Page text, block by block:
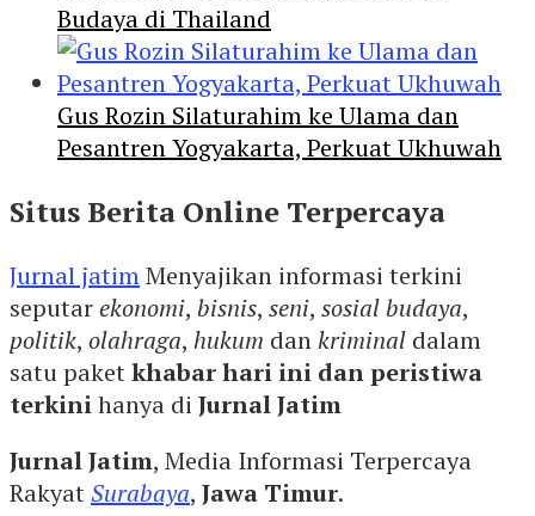
Budaya di Thailand
Gus Rozin Silaturahim ke Ulama dan
Pesantren Yogyakarta, Perkuat Ukhuwah
Situs Berita Online Terpercaya
Jurnal jatimMenyajikan informasi terkini
seputarekonomi, bisnis, seni, sosial budaya,
politik, olahraga, hukum dankriminal dalam
satu paketkhabar hari ini dan peristiwa
terkinihanya di Jurnal Jatim
Jurnal Jatim, Media Informasi Terpercaya
RakyatSurabaya, Jawa Timur.